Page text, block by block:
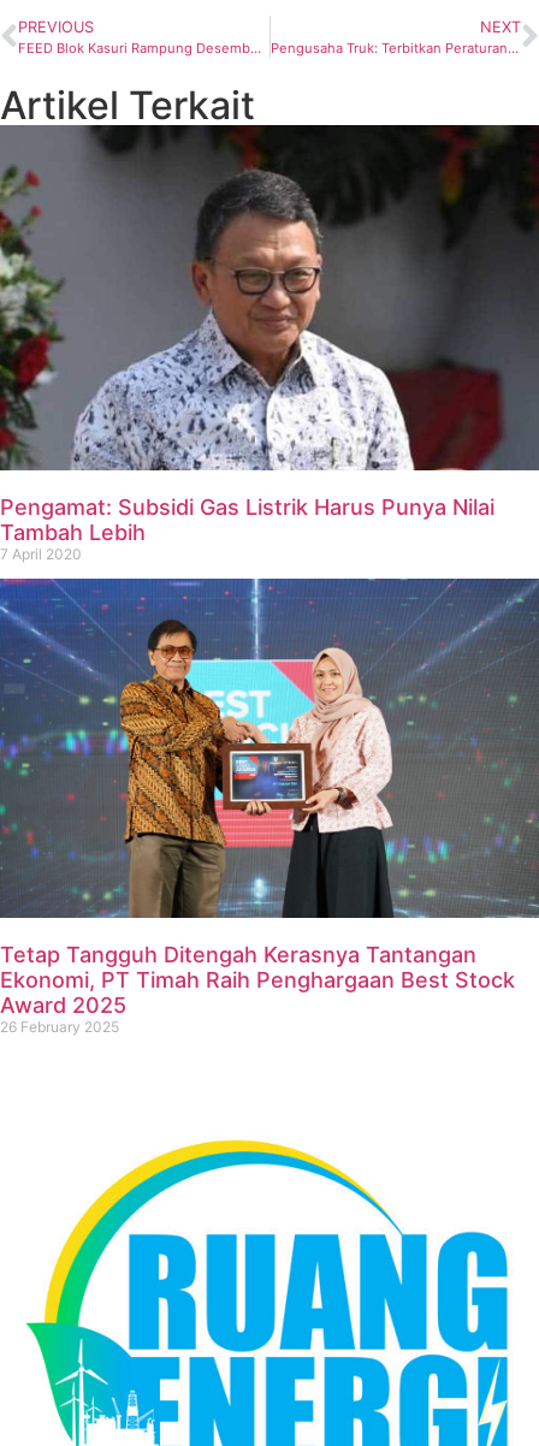
PREVIOUS
FEED Blok Kasuri Rampung Desember 2020
NEXT
Pengusaha Truk: Terbitkan Peraturan Pemanfaatan LNG Bagi Truk
Artikel Terkait
Pengamat: Subsidi Gas Listrik Harus Punya Nilai
Tambah Lebih
7 April 2020
Tetap Tangguh Ditengah Kerasnya Tantangan
Ekonomi, PT Timah Raih Penghargaan Best Stock
Award 2025
26 February 2025